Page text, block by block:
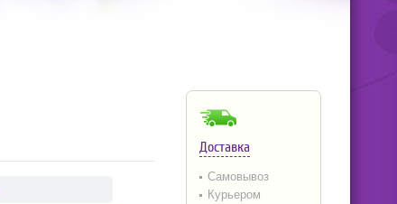
Доставка
Самовывоз
Курьером